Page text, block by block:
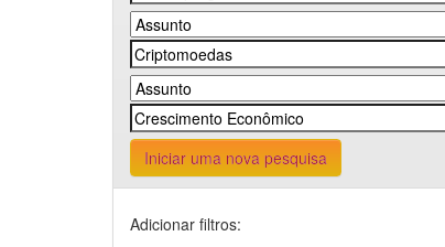
Iniciar uma nova pesquisa
Adicionar filtros: